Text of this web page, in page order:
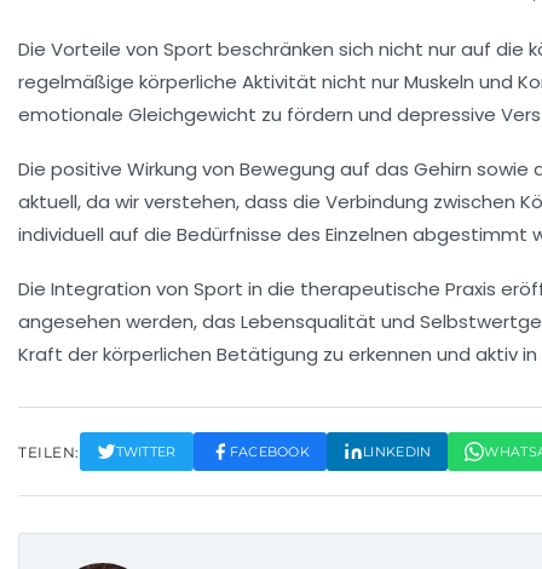
Die Vorteile von Sport beschränken sich nicht nur auf die
regelmäßige körperliche Aktivität nicht nur Muskeln und
emotionale Gleichgewicht zu fördern und depressive
Die positive Wirkung von Bewegung auf das Gehirn sowie
aktuell, da wir verstehen, dass die Verbindung zwischen
individuell auf die Bedürfnisse des Einzelnen abgestimmt
Die Integration von Sport in die therapeutische Praxis
angesehen werden, das Lebensqualität und
Kraft derkörperlichen Betätigung zu erkennen und aktiv
TEILEN: TWITTER FACEBOOK LINKEDIN